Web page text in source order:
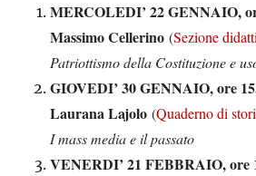
MERCOLEDI’ 22 GENNAIO,
Massimo Cellerino (Sezione
Patriottismo della Costituzione e
GIOVEDI’ 30 GENNAIO, ore
Laurana Lajolo (Quaderno di
I mass media e il passato
VENERDI’ 21 FEBBRAIO, ore